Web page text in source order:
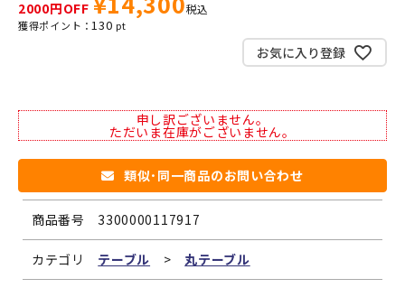
2000円OFF 税込
130
お気に入り登録
申し訳ございません。
ただいま在庫がございません。
類似･同一商品のお問い合わせ
商品番号 3300000117917
カテゴリ テーブル > 丸テーブル